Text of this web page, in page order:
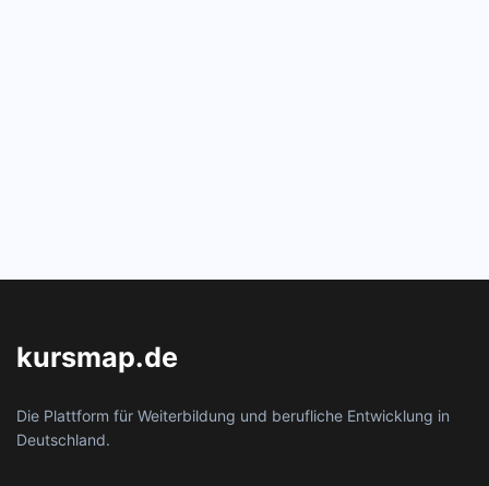
kursmap.de
Die Plattform für Weiterbildung und berufliche Entwicklung in
Deutschland.